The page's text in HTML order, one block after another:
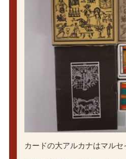
カードの大アルカナはマルセ